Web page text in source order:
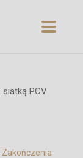
Zakończenia